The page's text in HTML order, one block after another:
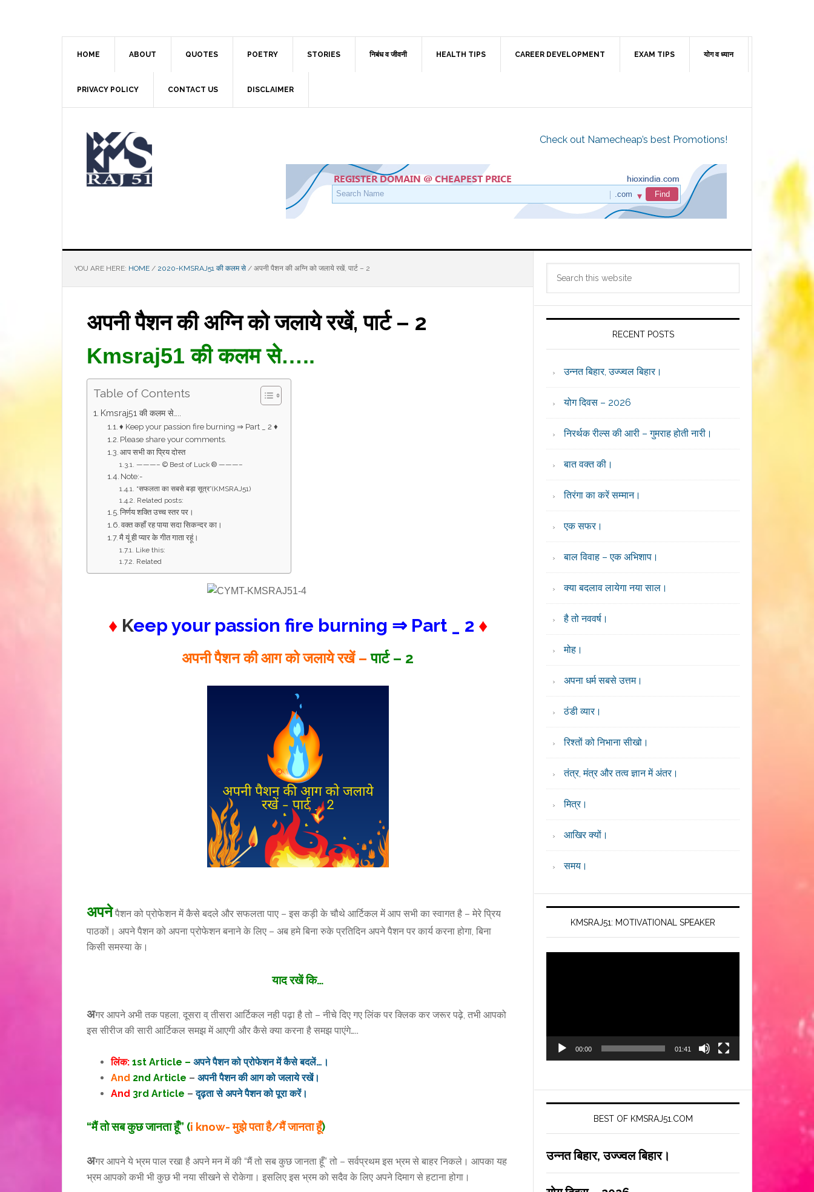
HOME ABOUT QUOTES POETRY STORIES निबंध व जीवनी HEALTH TIPS CAREER DEVELOPMENT EXAM TIPS योग व ध्यान
PRIVACY POLICY CONTACT US DISCLAIMER
Check out Namecheap’s best Promotions!
YOU ARE HERE: HOME / 2020-KMSRAJ51 की कलम से / अपनी पैशन की अग्नि को जलाये रखें, पार्ट – 2
अपनी पैशन की अग्नि को जलाये रखें, पार्ट – 2
Kmsraj51 की कलम से…..
Table of Contents
Kmsraj51 की कलम से…..
♦ Keep your passion fire burning ⇒ Part _ 2 ♦
Please share your comments.
आप सभी का प्रिय दोस्त
———– © Best of Luck ® ———–
Note:-
“सफलता का सबसे बड़ा सूत्र”(KMSRAJ51)
Related posts:
निर्णय शक्ति उच्च स्तर पर।
वक्त कहाँ रह पाया सदा सिकन्दर का।
मै यूं ही प्यार के गीत गाता रहूं।
Like this:
Related
♦ Keep your passion fire burning ⇒ Part _ 2 ♦
अपनी पैशन की आग को जलाये रखें –पार्ट – 2
अपने पैशन को प्रोफेशन में कैसे बदले और सफलता पाए – इस कड़ी के चौथे आर्टिकल में आप सभी का स्वागत है – मेरे प्रिय
पाठकों। अपने पैशन को अपना प्रोफेशन बनाने के लिए – अब हमे बिना रुके प्रतिदिन अपने पैशन पर कार्य करना होगा, बिना
किसी समस्या के।
याद रखें कि…
अगर आपने अभी तक पहला, दूसरा व् तीसरा आर्टिकल नही पढ़ा है तो – नीचे दिए गए लिंक पर क्लिक कर जरूर पढ़े, तभी आपको
इस सीरीज की सारी आर्टिकल समझ में आएगी और कैसे क्या करना है समझ पाएंगे…..
लिंक: 1st Article – अपने पैशन को प्रोफेशन में कैसे बदलें…।
And 2nd Article – अपनी पैशन की आग को जलाये रखें।
And 3rd Article –दृढ़ता से अपने पैशन को पूरा करें।
“मैं तो सब कुछ जानता हूँ” (i know- मुझे पता है/मैं जानता हूँ)
अगर आपने ये भ्रम पाल रखा है अपने मन में की “मैं तो सब कुछ जानता हूँ” तो – सर्वप्रथम इस भ्रम से बाहर निकले। आपका यह
भ्रम आपको कभी भी कुछ भी नया सीखने से रोकेगा। इसलिए इस भ्रम को सदैव के लिए अपने दिमाग से हटाना होगा।
Primary
Sidebar
RECENT POSTS
उन्नत बिहार, उज्ज्वल बिहार।
योग दिवस – 2026
निरर्थक रील्स की आरी – गुमराह होती नारी।
बात वक्त की।
तिरंगा का करें सम्मान।
एक सफर।
बाल विवाह – एक अभिशाप।
क्या बदलाव लायेगा नया साल।
है तो नववर्ष।
मोह।
अपना धर्म सबसे उत्तम।
ठंडी व्यार।
रिश्तों को निभाना सीखो।
तंत्र, मंत्र और तत्व ज्ञान में अंतर।
मित्र।
आखिर क्यों।
समय।
KMSRAJ51: MOTIVATIONAL SPEAKER
00:00 01:41
BEST OF KMSRAJ51.COM
उन्नत बिहार, उज्ज्वल बिहार।